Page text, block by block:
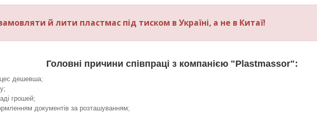
й лити пластмас під тиском в Україні, а не в Китаї!
Головні причини співпраці з компанією "Plastmassor":
дешевша;
грошей;
документів за розташуванням;